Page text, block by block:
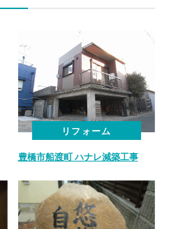
リフォーム
豊橋市船渡町 ハナレ減築工事